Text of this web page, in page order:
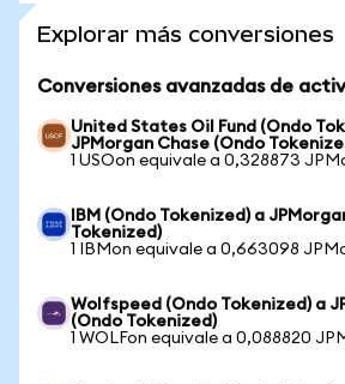
Explorar más conversiones
Conversiones avanzadas de
United States Oil Fund (Ondo
JPMorgan Chase (Ondo
1 USOon equivale a 0,328873
IBM (Ondo Tokenized) a
Tokenized)
1 IBMon equivale a 0,663098
Wolfspeed (Ondo Tokenized) a
(Ondo Tokenized)
1 WOLFon equivale a 0,088820